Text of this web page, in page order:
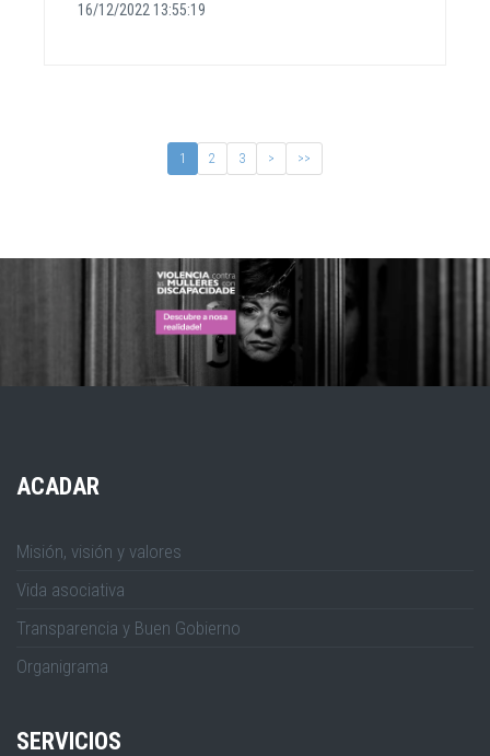
16/12/2022 13:55:19
1 2 3 > >>
ACADAR
Misión, visión y valores
Vida asociativa
Transparencia y Buen Gobierno
Organigrama
SERVICIOS